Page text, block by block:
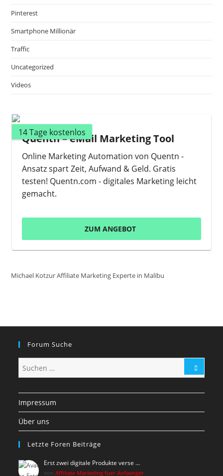
Pinterest
Smartphone Millionär
Traffic
Uncategorized
Videos
14 Tage kostenlos
Quentn – eMail Marketing Tool
Online Marketing Automation von Quentn -
Ansatz spart Zeit, Aufwand & Geld. Gratis
testen! Quentn.com - digitales Marketing leicht
gemacht.
ZUM ANGEBOT
Michael Kotzur Affiliate Marketing Experte in Malibu
Forum Suche
Impressum
Über uns
Letzte Foren Beiträge
Erst zwei digitale Produkte verse …
vonAffiliate Marketing fuer Anfaenger